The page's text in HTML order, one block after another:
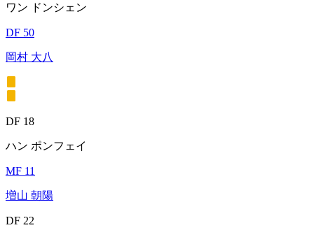
ワン ドンシェン
DF 50
岡村 大八
DF 18
ハン ポンフェイ
MF 11
増山 朝陽
DF 22